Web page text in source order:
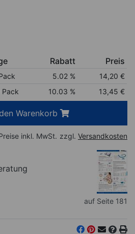
Rabatt Preis
5.02 % 14,20 €
Pack
10.03 % 13,45 €
Warenkorb
inkl. MwSt. zzgl. Versandkosten
auf Seite 181